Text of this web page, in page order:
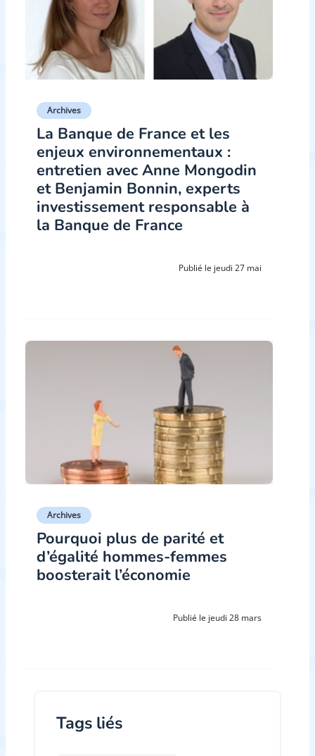
Archives
La Banque de France et les
enjeux environnementaux :
entretien avec Anne Mongodin
et Benjamin Bonnin, experts
investissement responsable à
la Banque de France
Publié le jeudi 27 mai
Archives
Pourquoi plus de parité et
d’égalité hommes-femmes
boosterait l’économie
Publié le jeudi 28 mars
Tags liés